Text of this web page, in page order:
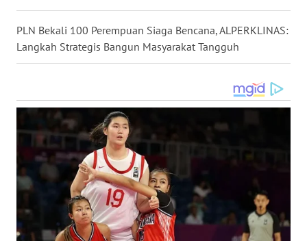
PLN Bekali 100 Perempuan Siaga Bencana, ALPERKLINAS:
Langkah Strategis Bangun Masyarakat Tangguh
TAPANULI
TENGAH
SERDANG
WN
TEBING
TINGGI
PAKPAK